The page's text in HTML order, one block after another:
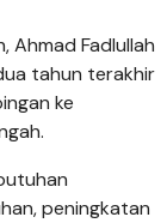
Ahmad Fadlullah
tahun terakhir
ke
peningkatan